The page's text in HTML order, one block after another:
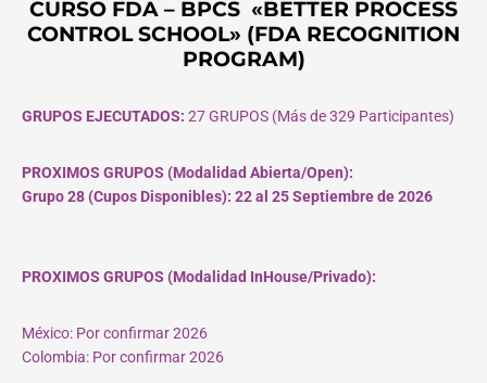
CURSO FDA – BPCS «BETTER PROCESS
CONTROL SCHOOL» (FDA RECOGNITION
PROGRAM)
GRUPOS EJECUTADOS: 27 GRUPOS (Más de 329 Participantes)
PROXIMOS GRUPOS (Modalidad Abierta/Open):
Grupo 28 (Cupos Disponibles): 22 al 25 Septiembre de 2026
PROXIMOS GRUPOS (Modalidad InHouse/Privado):
México: Por confirmar 2026
Colombia: Por confirmar 2026